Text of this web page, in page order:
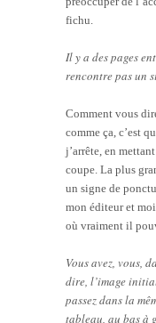
fichu.
Il y a des pages
rencontre pas un
Comment vous
comme ça, c’est
j’arrête, en
coupe. La plus
un signe de
mon éditeur et
où vraiment il
Vous avez, vous,
dire, l’image
passez dans la
tableau, au bas à